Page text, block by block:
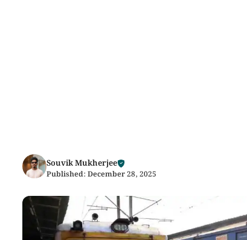
Souvik Mukherjee
Published: December 28, 2025